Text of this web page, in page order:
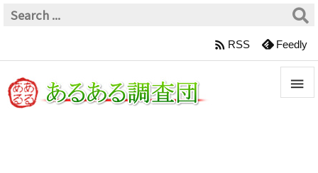

 RSS Feedly